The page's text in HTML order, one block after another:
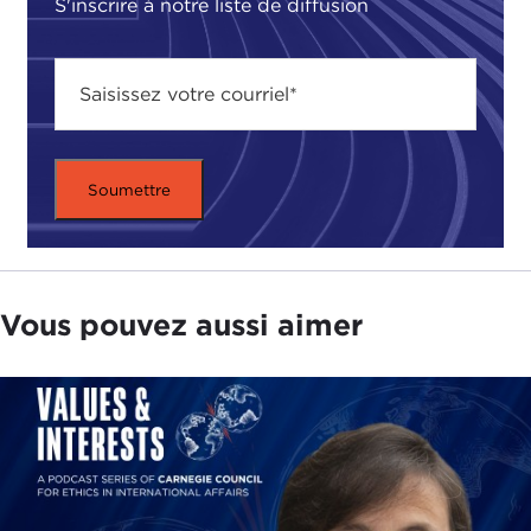
S'inscrire à notre liste de diffusion
Vous pouvez aussi aimer